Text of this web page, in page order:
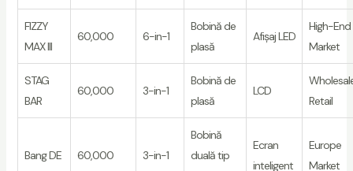
FIZZY
MAX III
60,000 6-in-1
Bobină de
plasă
Afișaj LED
High-End
Market
STAG
BAR
60,000 3-in-1
Bobină de
plasă
LCD
Retail
Bang DE 60,000 3-in-1
Bobină
duală tip
Ecran
inteligent
Europe
Market